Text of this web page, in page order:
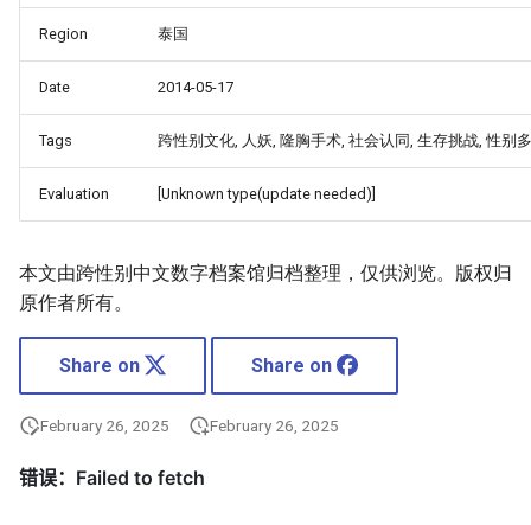
Region 泰国
Date 2014-05-17
Tags 跨性别文化, 人妖, 隆胸手术, 社会认同, 生存挑战, 性别
Evaluation [Unknown type(update needed)]
本文由跨性别中文数字档案馆归档整理，仅供浏览。版权归
原作者所有。
Share on Share on
February 26, 2025 February 26, 2025